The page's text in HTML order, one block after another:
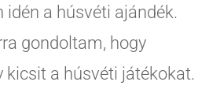
idén a húsvéti ajándék.
gondoltam, hogy
kicsit a húsvéti játékokat.